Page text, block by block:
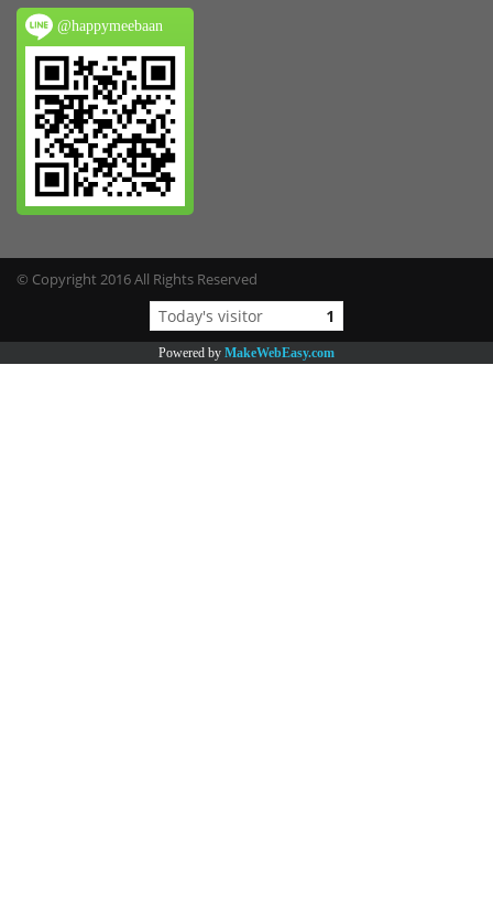
@happymeebaan
© Copyright 2016 All Rights Reserved
Today's visitor 1
Powered by MakeWebEasy.com